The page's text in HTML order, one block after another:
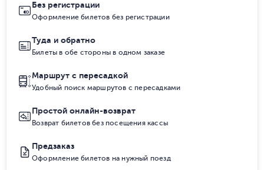
Без регистрации
Оформление билетов без регистрации
Туда и обратно
Билеты в обе стороны в одном заказе
Маршрут с пересадкой
Удобный поиск маршрутов с пересадками
Простой онлайн-возврат
Возврат билетов без посещения кассы
Предзаказ
Оформление билетов на нужный поезд